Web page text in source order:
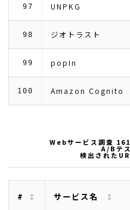
97 UNPKG
98 ジオトラスト
99 popIn
100 Amazon Cognito
Webサービス調査
A/Bテ
検出された
# サービス名